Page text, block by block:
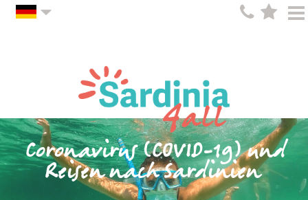
Coronavirus (COVID-19) und
Reisen nach Sardinien